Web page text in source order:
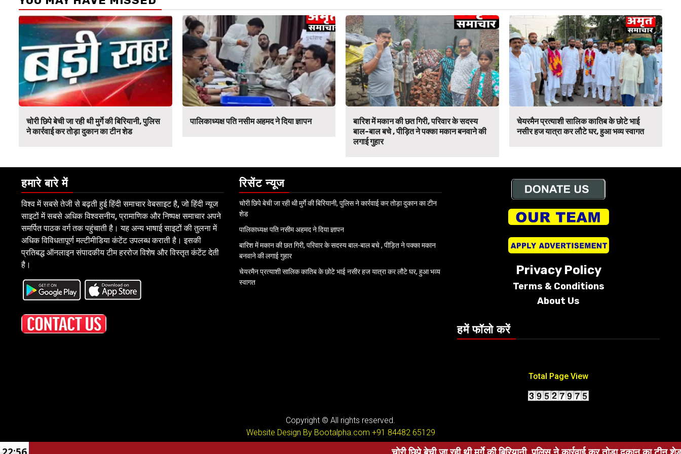
चोरी छिपे बेची जा रही थी मुर्गे की बिरियानी, पुलिस
ने कार्रवाई कर तोड़ा दुकान का टीन शेड
पालिकाध्यक्ष पति नसीम अहमद ने दिया ज्ञापन
बारिश में मकान की छत गिरी, परिवार के सदस्य
बाल-बाल बचे , पीड़ित ने पक्का मकान बनवाने की
लगाई गुहार
चेयरमैन प्रत्याशी सालिक कातिब के छोटे भाई
नसीर हज यात्रा कर लौटे घर, हुआ भव्य स्वागत
हमारे बारे में
विश्व में सबसे तेजी से बढ़ती हुई हिंदी समाचार वेबसाइट है, जो हिंदी न्यूज
साइटों में सबसे अधिक विश्वसनीय, प्रामाणिक और निष्पक्ष समाचार अपने
समर्पित पाठक वर्ग तक पहुंचाती है। यह अन्य भाषाई साइटों की तुलना में
अधिक विविधतापूर्ण मल्टीमीडिया कंटेंट उपलब्ध कराती है। इसकी
प्रतिबद्ध ऑनलाइन संपादकीय टीम हररोज विशेष और विस्तृत कंटेंट देती
है।
रिसेंट न्यूज
चोरी छिपे बेची जा रही थी मुर्गे की बिरियानी, पुलिस ने कार्रवाई कर तोड़ा दुकान का टीन
शेड
पालिकाध्यक्ष पति नसीम अहमद ने दिया ज्ञापन
बारिश में मकान की छत गिरी, परिवार के सदस्य बाल-बाल बचे , पीड़ित ने पक्का मकान
बनवाने की लगाई गुहार
चेयरमैन प्रत्याशी सालिक कातिब के छोटे भाई नसीर हज यात्रा कर लौटे घर, हुआ भव्य
स्वागत
Privacy Policy
Terms & Conditions
About Us
हमें फॉलो करें
Total Page View
Copyright © All rights reserved.
Website Design By Bootalpha.com +91 84482 65129